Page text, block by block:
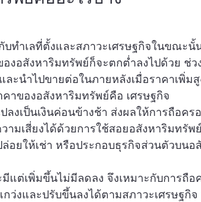
ทำเลที่ตั้งและสภาวะเศรษฐกิจในขณะนั้
งอสังหาริมทรัพย์ก็จะตกต่ำลงไปด้วย ช่ว
ะนำไปขายต่อในภายหลังเมื่อราคาเพิ่ม
าของอสังหาริมทรัพย์คือ เศรษฐกิจ
งเป็นเงินค่อนข้างช้า ส่งผลให้การถือคร
ามเสี่ยงได้ด้วยการใช้สอยอสังหาริมทรัพ
ล่อยให้เช่า หรือประกอบธุรกิจส่วนตัวบน
ต่เพิ่มขึ้นไม่มีลดลง จึงเหมาะกับการถือค
ว่งและปรับขึ้นลงได้ตามสภาวะเศรษฐกิจ